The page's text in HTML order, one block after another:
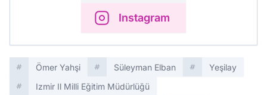
Instagram
Ömer Yahşi Süleyman Elban
Yeşilay
Izmir Il Milli Eğitim Müdürlüğü